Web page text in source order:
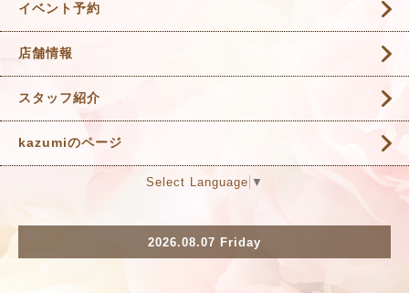
イベント予約
店舗情報
スタッフ紹介
kazumiのページ
Select Language ▼
2026.08.07 Friday